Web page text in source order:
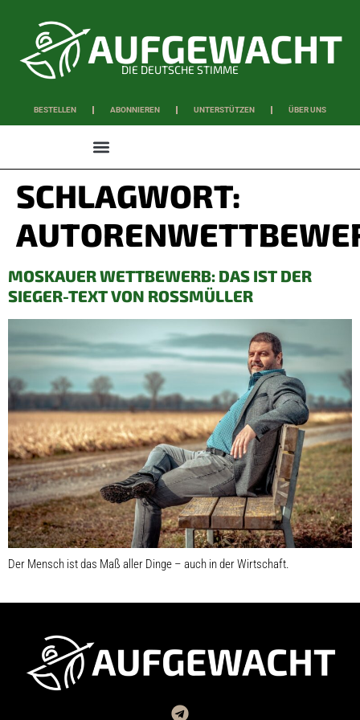
DIE DEUTSCHE STIMME
BESTELLEN ABONNIEREN UNTERSTÜTZEN ÜBER UNS
SCHLAGWORT:
MOSKAUER WETTBEWERB: DAS IST DER
SIEGER-TEXT VON ROSSMÜLLER
Der Mensch ist das Maß aller Dinge – auch in der Wirtschaft.